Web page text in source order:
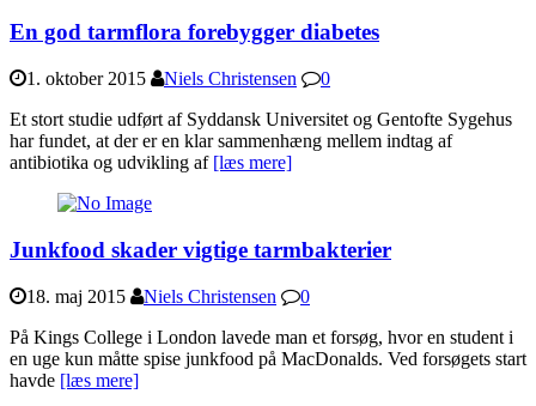
En god tarmflora forebygger diabetes
1. oktober 2015 Niels Christensen
0
Et stort studie udført af Syddansk Universitet og Gentofte Sygehus
har fundet, at der er en klar sammenhæng mellem indtag af
antibiotika og udvikling af [læs mere]
Junkfood skader vigtige tarmbakterier
18. maj 2015 Niels Christensen
0
På Kings College i London lavede man et forsøg, hvor en student i
en uge kun måtte spise junkfood på MacDonalds. Ved forsøgets start
havde [læs mere]